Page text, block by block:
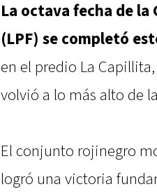
La octava fecha de la
(LPF) se completó
en el predio La Capillita,
volvió a lo más alto de
El conjunto rojinegro
logró una victoria